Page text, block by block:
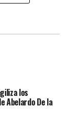
los
Abelardo De la